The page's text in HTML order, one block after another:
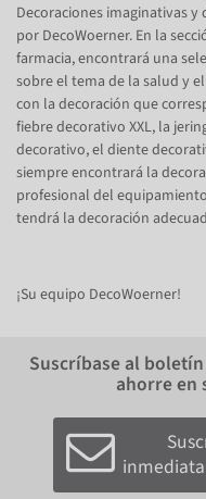
Decoraciones imaginativas
por DecoWoerner. En la
farmacia, encontrará una
sobre el tema de la salud y
con la decoración que
fiebre decorativo XXL, la
decorativo, el diente
siempre encontrará la
profesional del
tendrá la decoración
¡Su equipo DecoWoerner!
Suscríbase al
ahorre en